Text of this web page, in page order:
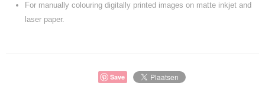
For manually colouring digitally printed images on matte inkjet and
laser paper.
Save